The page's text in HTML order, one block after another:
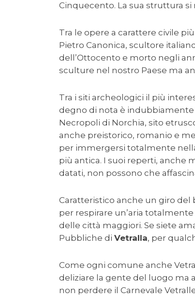
Cinquecento. La sua struttura
Tra le opere a carattere civile
Pietro Canonica, scultore
dell’Ottocento e morto negli
sculture nel nostro Paese ma
Tra i siti archeologici il più
degno di nota è indubbiamente
Necropoli di Norchia, sito
anche preistorico, romanio e
per immergersi totalmente
più antica. I suoi reperti, anche
datati, non possono che
Caratteristico anche un giro del
per respirare un’aria
delle città maggiori. Se siete
Pubbliche di Vetralla, per
Come ogni comune anche
deliziare la gente del luogo ma
non perdere il Carnevale